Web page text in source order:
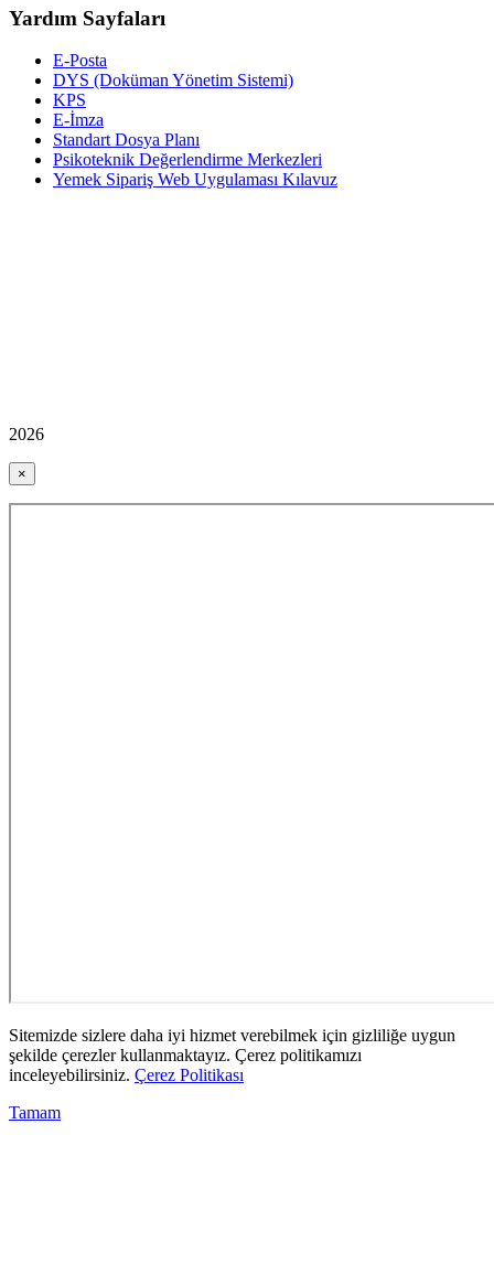
Yardım Sayfaları
E-Posta
DYS (Doküman Yönetim Sistemi)
KPS
E-İmza
Standart Dosya Planı
Psikoteknik Değerlendirme Merkezleri
Yemek Sipariş Web Uygulaması Kılavuz
2026
×
Sitemizde sizlere daha iyi hizmet verebilmek için gizliliğe uygun
şekilde çerezler kullanmaktayız. Çerez politikamızı
inceleyebilirsiniz. Çerez Politikası
Tamam